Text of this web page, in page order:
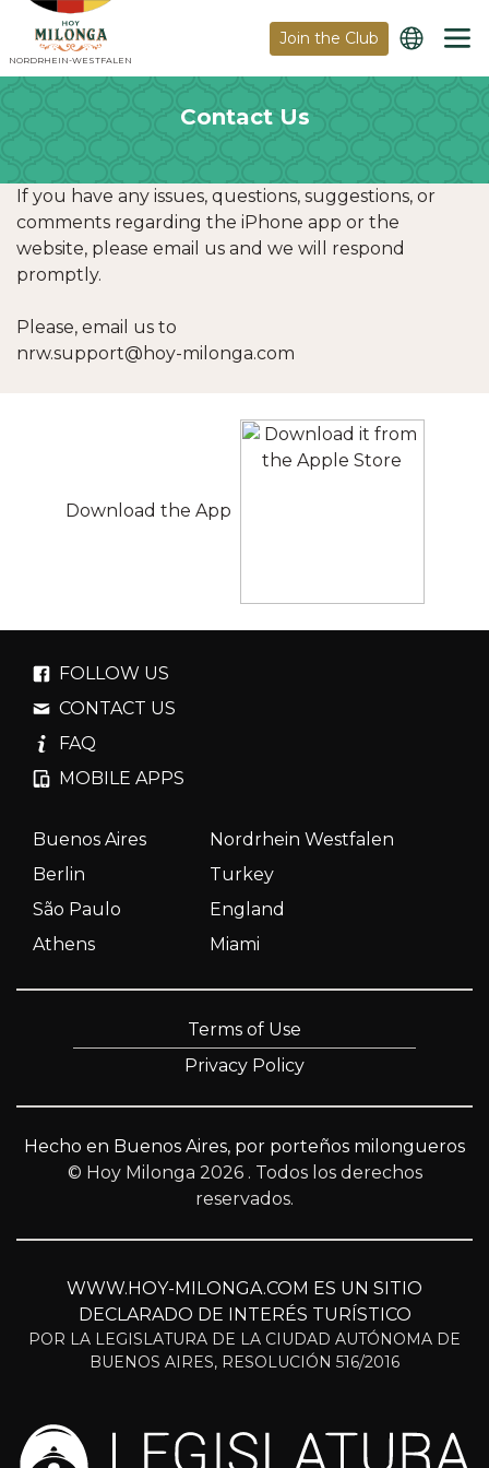
NORDRHEIN-WESTFALEN
Join the Club
Contact Us
If you have any issues, questions, suggestions, or
comments regarding the iPhone app or the
website, please email us and we will respond
promptly.
Please, email us to
nrw.support@hoy-milonga.com
Download the App
FOLLOW US
CONTACT US
FAQ
MOBILE APPS
Buenos Aires
Nordrhein Westfalen
Berlin
Turkey
São Paulo
England
Athens
Miami
Terms of Use
Privacy Policy
Hecho en Buenos Aires, por porteños milongueros
© Hoy Milonga 2026 . Todos los derechos
reservados.
WWW.HOY-MILONGA.COM ES UN SITIO
DECLARADO DE INTERÉS TURÍSTICO
POR LA LEGISLATURA DE LA CIUDAD AUTÓNOMA DE
BUENOS AIRES, RESOLUCIÓN 516/2016